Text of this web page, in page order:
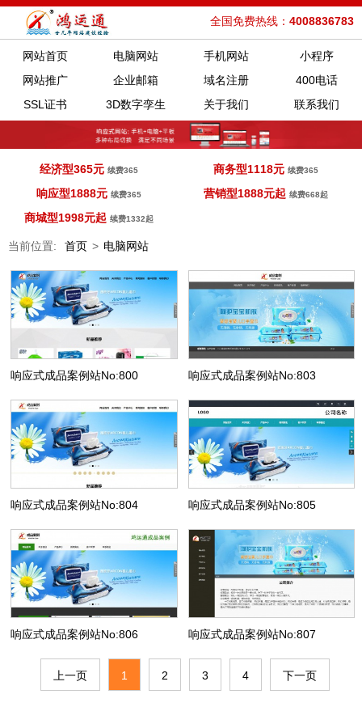
全国免费热线： 4008836783
网站首页 电脑网站 手机网站
小程序
网站推广
企业邮箱 域名注册
400电话
SSL证书
3D数字孪生 关于我们 联系我们
经济型365元 续费365 商务型1118元续费365
响应型1888元 续费365 营销型1888元起续费668起
商城型1998元起 续费1332起
当前位置: 首页 > 电脑网站
响应式成品案例站No:800 响应式成品案例站No:803
响应式成品案例站No:804 响应式成品案例站No:805
响应式成品案例站No:806 响应式成品案例站No:807
上一页 1 2 3 4 下一页